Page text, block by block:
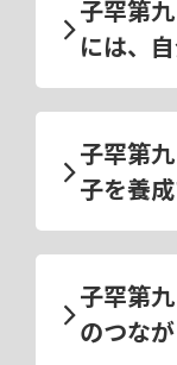
子罕第
には、
子罕第
子を養
子罕第
のつな